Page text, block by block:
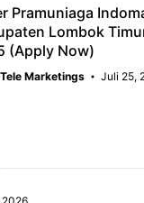
Pramuniaga
Lombok
(Apply Now)
Marketings Juli 25,